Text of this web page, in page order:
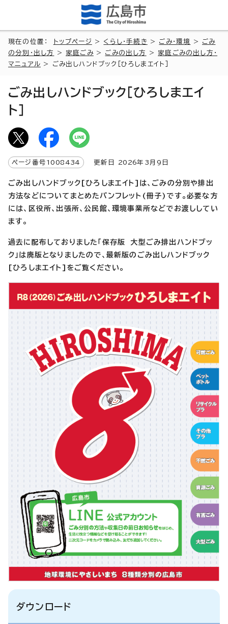
現在の位置： トップページ > くらし・手続き > ごみ・環境 > ごみ
の分別・出し方
> 家庭ごみ> ごみの出し方 > 家庭ごみの出し方・
マニュアル > ごみ出しハンドブック［ひろしまエイト］
ごみ出しハンドブック［ひろしまエイ
ト］
ページ番号 1008434 更新日 2026年3月9日
ごみ出しハンドブック[ひろしまエイト]は、ごみの分別や排出
方法などについてまとめたパンフレット(冊子)です。必要な方
には、区役所、出張所、公民館、環境事業所などでお渡ししてい
ます。
過去に配布しておりました「保存版 大型ごみ排出ハンドブッ
ク」は廃版となりましたので、最新版のごみ出しハンドブック
[ひろしまエイト]をご覧ください。
ダウンロード